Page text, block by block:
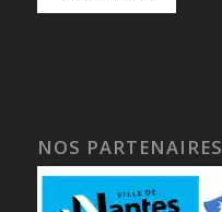
NOS PARTENAIRES